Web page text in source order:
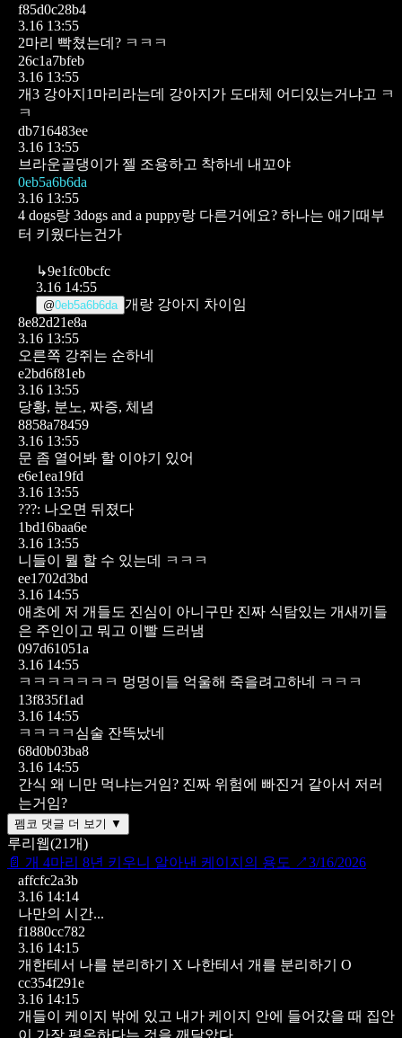
f85d0c28b4
3.16 13:55
2마리 빡쳤는데? ㅋㅋㅋ
26c1a7bfeb
3.16 13:55
개3 강아지1마리라는데 강아지가 도대체 어디있는거냐고 ㅋ
ㅋ
db716483ee
3.16 13:55
브라운골댕이가 젤 조용하고 착하네 내꼬야
0eb5a6b6da
3.16 13:55
4 dogs랑 3dogs and a puppy랑 다른거에요? 하나는 애기때부
터 키웠다는건가
↳9e1fc0bcfc
3.16 14:55
@0eb5a6b6da 개랑 강아지 차이임
8e82d21e8a
3.16 13:55
오른쪽 강쥐는 순하네
e2bd6f81eb
3.16 13:55
당황, 분노, 짜증, 체념
8858a78459
3.16 13:55
문 좀 열어봐 할 이야기 있어
e6e1ea19fd
3.16 13:55
???: 나오면 뒤졌다
1bd16baa6e
3.16 13:55
니들이 뭘 할 수 있는데 ㅋㅋㅋ
ee1702d3bd
3.16 14:55
애초에 저 개들도 진심이 아니구만 진짜 식탐있는 개새끼들
은 주인이고 뭐고 이빨 드러냄
097d61051a
3.16 14:55
ㅋㅋㅋㅋㅋㅋㅋ 멍멍이들 억울해 죽을려고하네 ㅋㅋㅋ
13f835f1ad
3.16 14:55
ㅋㅋㅋㅋ심술 잔뜩났네
68d0b03ba8
3.16 14:55
간식 왜 니만 먹냐는거임? 진짜 위험에 빠진거 같아서 저러
는거임?
펨코 댓글 더 보기 ▼
루리웹(21개)
📄 개 4마리 8년 키우니 알아낸 케이지의 용도 ↗3/16/2026
affcfc2a3b
3.16 14:14
나만의 시간...
f1880cc782
3.16 14:15
개한테서 나를 분리하기 X 나한테서 개를 분리하기 O
cc354f291e
3.16 14:15
개들이 케이지 밖에 있고 내가 케이지 안에 들어갔을 때 집안
이 가장 평온하다는 것을 깨달았다.